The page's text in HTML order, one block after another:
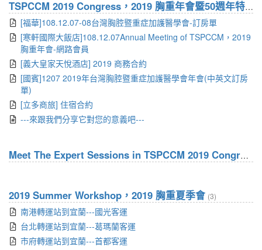
TSPCCM 2019 Congress，2019 胸重年會暨50週年特別活動
[福華]108.12.07-08台灣胸腔暨重症加護醫學會-訂房單
[寒軒國際大飯店]108.12.07Annual Meeting of TSPCCM，2019
胸重年會-網路會員
[義大皇家天悅酒店] 2019 商務合約
[國賓]1207 2019年台灣胸腔暨重症加護醫學會年會(中英文訂房
單)
[立多商旅] 住宿合約
---來跟我們分享它對您的意義吧---
Meet The Expert Sessions in TSPCCM 2019 Congress
2019 Summer Workshop，2019 胸重夏季會 (3)
南港轉運站到宜蘭---國光客運
台北轉運站到宜蘭---葛瑪蘭客運
市府轉運站到宜蘭---首都客運